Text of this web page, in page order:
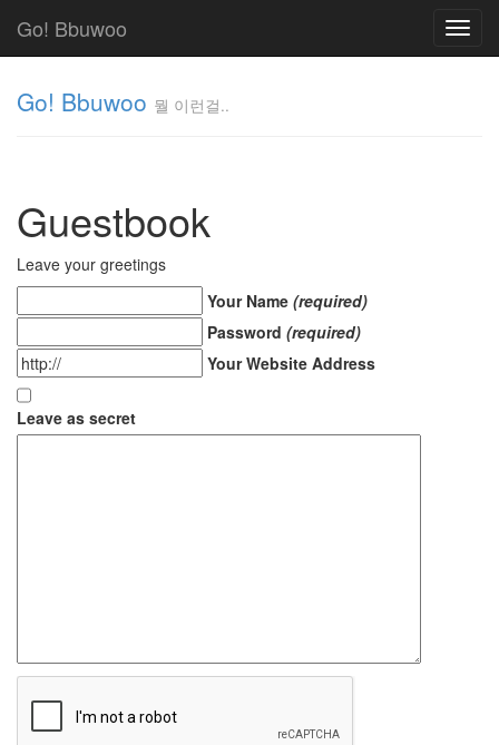
Go! Bbuwoo
Go! Bbuwoo 뭘 이런걸..
Guestbook
Leave your greetings
Your Name (required)
Password (required)
Your Website Address
Leave as secret
걸..
김
균
Tag
Cloud
안
녕
Mozilla